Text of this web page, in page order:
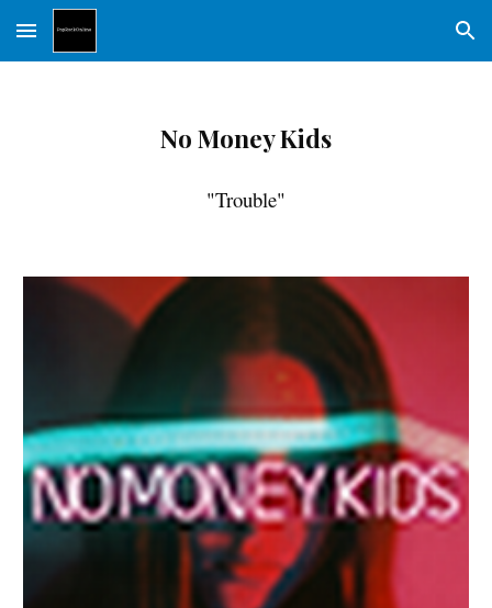
Skip to main content Skip to navigation
No Money Kids
"Trouble"